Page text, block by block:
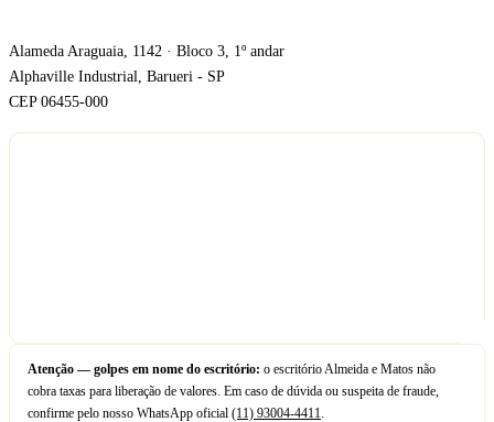
Alameda Araguaia, 1142 · Bloco 3, 1º andar
Alphaville Industrial, Barueri - SP
CEP 06455-000
Atenção — golpes em nome do escritório: o escritório Almeida e Matos não
cobra taxas para liberação de valores. Em caso de dúvida ou suspeita de fraude,
confirme pelo nosso WhatsApp oficial (11) 93004-4411